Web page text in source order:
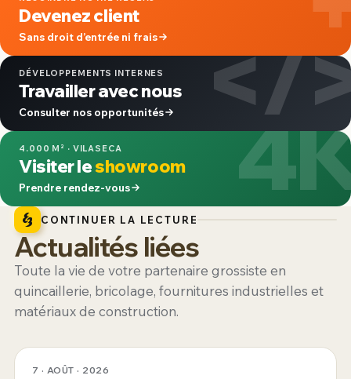
Devenez client
Sans droit d’entrée ni frais </
DÉVELOPPEMENTS INTERNES
Travailler avec nous
Consulter nos opportunités
4.000 M² · VILASECA
Visiter leshowroom
Prendre rendez-vous
CONTINUER LA LECTURE
Actualités liées
Toute la vie de votre partenaire grossiste en
quincaillerie, bricolage, fournitures industrielles et
matériaux de construction.
7 · AOÛT · 2026